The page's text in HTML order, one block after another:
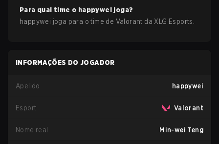
Para qual time o happywei joga?
happywei joga para o time de Valorant da XLG Esports
INFORMAÇÕES DO JOGADOR
Apelido happywei
Esport Valorant
Nome real Min-wei Teng